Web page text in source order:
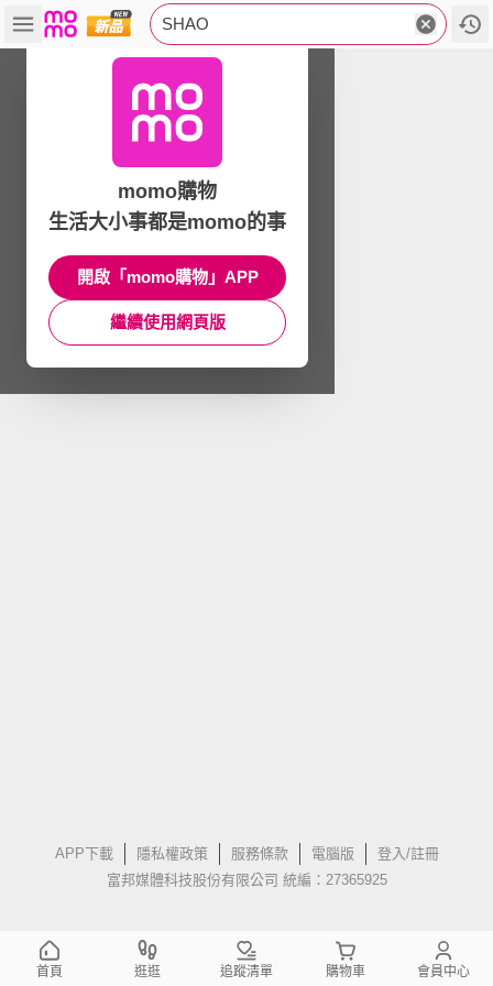
SHAO
APP下載 隱私權政策 服務條款 電腦版
登入/註冊
富邦媒體科技股份有限公司 統編：27365925
momo購物
生活大小事都是momo的事
開啟「momo購物」APP
繼續使用網頁版
首頁 逛逛 追蹤清單 購物車 會員中心